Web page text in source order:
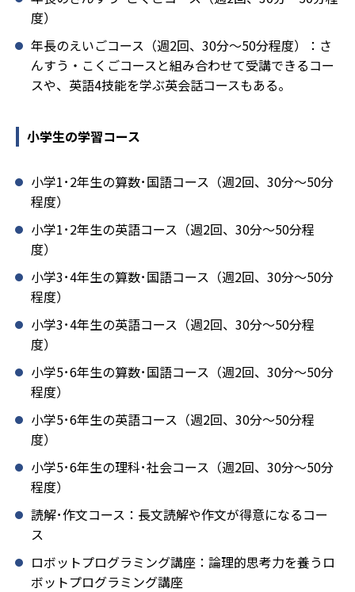
度）
年長のえいごコース（週2回、30分～50分程度）：さ
んすう・こくごコースと組み合わせて受講できるコー
スや、英語4技能を学ぶ英会話コースもある。
小学生の学習コース
小学1･2年生の算数･国語コース（週2回、30分～50分
程度）
小学1･2年生の英語コース（週2回、30分～50分程
度）
小学3･4年生の算数･国語コース（週2回、30分～50分
程度）
小学3･4年生の英語コース（週2回、30分～50分程
度）
小学5･6年生の算数･国語コース（週2回、30分～50分
程度）
小学5･6年生の英語コース（週2回、30分～50分程
度）
小学5･6年生の理科･社会コース（週2回、30分～50分
程度）
読解･作文コース：長文読解や作文が得意になるコー
ス
ロボットプログラミング講座：論理的思考力を養うロ
ボットプログラミング講座